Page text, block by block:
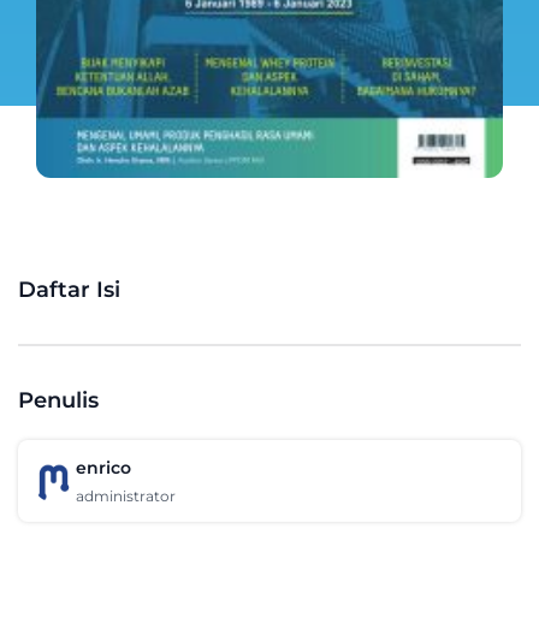
Daftar Isi
Penulis
enrico
administrator